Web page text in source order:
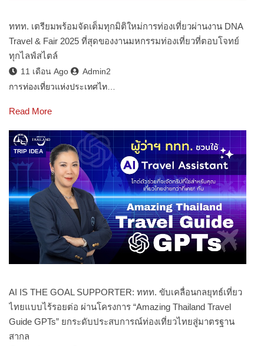
ททท. เตรียมพร้อมจัดเต็มทุกมิติใหม่การท่องเที่ยวผ่านงาน DNA
Travel & Fair 2025 ที่สุดของงานมหกรรมท่องเที่ยวที่ตอบโจทย์
ทุกไลฟ์สไตล์
11 เดือน Ago
Admin2
การท่องเที่ยวแห่งประเทศไท…
Read More
TRIP IDEA
AI IS THE GOAL SUPPORTER: ททท. ขับเคลื่อนกลยุทธ์เที่ยว
ไทยแบบไร้รอยต่อ ผ่านโครงการ “Amazing Thailand Travel
Guide GPTs” ยกระดับประสบการณ์ท่องเที่ยวไทยสู่มาตรฐาน
สากล